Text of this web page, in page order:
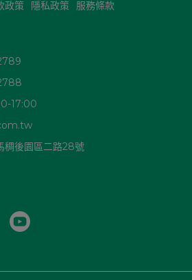
政策 隱私政策 服務條款
17:00
稠後園區二路28號